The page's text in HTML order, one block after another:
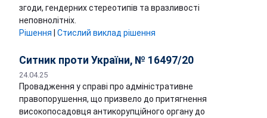
згоди, гендерних стереотипів та вразливості
неповнолітніх.
Рішення
Стислий виклад рішення
Ситник проти України, № 16497/20
24.04.25
Провадження у справі про адміністративне
правопорушення, що призвело до притягнення
високопосадовця антикорупційного органу до